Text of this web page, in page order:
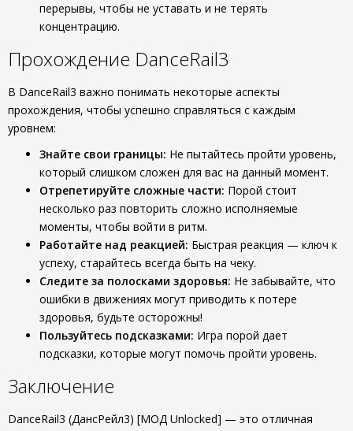
перерывы, чтобы не уставать и не терять
концентрацию.
Прохождение DanceRail3
В DanceRail3 важно понимать некоторые аспекты
прохождения, чтобы успешно справляться с каждым
уровнем:
Знайте свои границы: Не пытайтесь пройти уровень,
который слишком сложен для вас на данный момент.
Отрепетируйте сложные части: Порой стоит
несколько раз повторить сложно исполняемые
моменты, чтобы войти в ритм.
Работайте над реакцией: Быстрая реакция — ключ к
успеху, старайтесь всегда быть на чеку.
Следите за полосками здоровья: Не забывайте, что
ошибки в движениях могут приводить к потере
здоровья, будьте осторожны!
Пользуйтесь подсказками: Игра порой дает
подсказки, которые могут помочь пройти уровень.
Заключение
DanceRail3 (ДансРейл3) [МОД Unlocked] — это отличная